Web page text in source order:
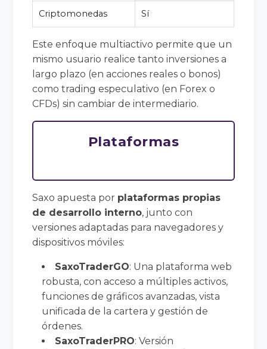
Criptomonedas Sí
Este enfoque multiactivo permite que un
mismo usuario realice tanto inversiones a
largo plazo (en acciones reales o bonos)
como trading especulativo (en Forex o
CFDs) sin cambiar de intermediario.
Plataformas
Saxo apuesta por plataformas propias
de desarrollo interno, junto con
versiones adaptadas para navegadores y
dispositivos móviles:
SaxoTraderGO: Una plataforma web
robusta, con acceso a múltiples activos,
funciones de gráficos avanzadas, vista
unificada de la cartera y gestión de
órdenes.
SaxoTraderPRO: Versión